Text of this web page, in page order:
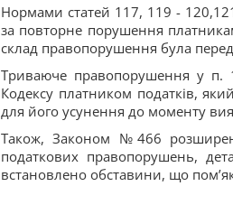
Нормами статей 117, 119 -
за повторне порушення
склад правопорушення була
Триваюче правопорушення у п.
Кодексу платником податків,
для його усунення до моменту
Також, Законом №466 розширено
податкових правопорушень,
встановлено обставини, що